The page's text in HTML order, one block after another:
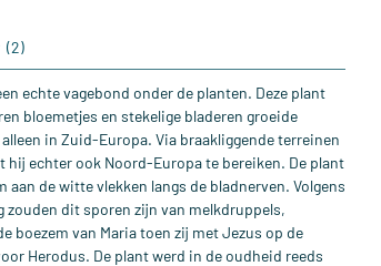
(2)
echte vagebond onder de planten. Deze plant
bloemetjes en stekelige bladeren groeide
in Zuid-Europa. Via braakliggende terreinen
hij echter ook Noord-Europa te bereiken. De plant
aan de witte vlekken langs de bladnerven. Volgens
zouden dit sporen zijn van melkdruppels,
boezem van Maria toen zij met Jezus op de
Herodus. De plant werd in de oudheid reeds